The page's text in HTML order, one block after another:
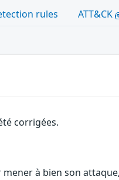
rules ATT&CK
corrigées.
à bien son